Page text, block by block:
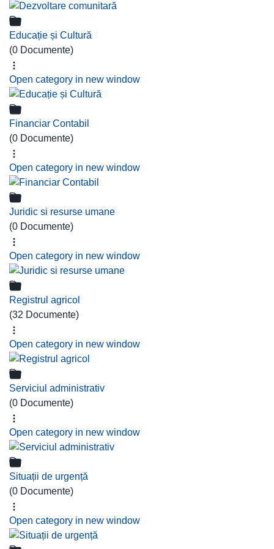
Educație și Cultură
(0 Documente)
Open category in new window
Financiar Contabil
(0 Documente)
Open category in new window
Juridic si resurse umane
(0 Documente)
Open category in new window
Registrul agricol
(32 Documente)
Open category in new window
Serviciul administrativ
(0 Documente)
Open category in new window
Situații de urgență
(0 Documente)
Open category in new window